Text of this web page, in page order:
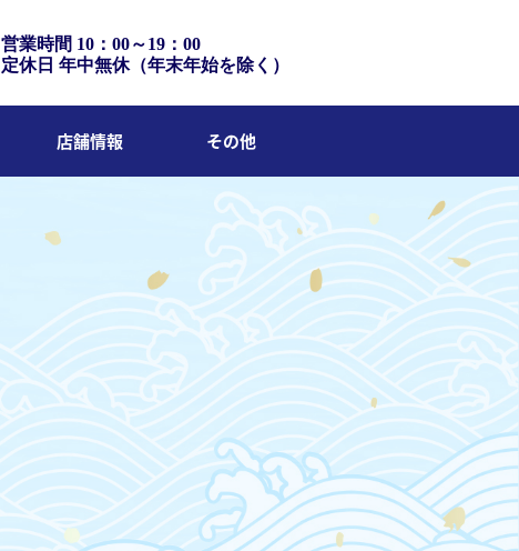
営業時間 10：00～19：00
定休日 年中無休（年末年始を除く）
店舗情報 その他